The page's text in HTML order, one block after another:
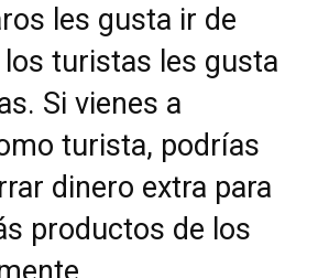
les gusta ir de
turistas les gusta
Si vienes a
turista, podrías
dinero extra para
productos de los